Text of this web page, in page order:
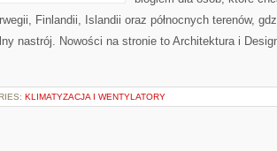
Finlandii, Islandii oraz północnych terenów,
nastrój. Nowości na stronie to Architektura i
KLIMATYZACJA I WENTYLATORY